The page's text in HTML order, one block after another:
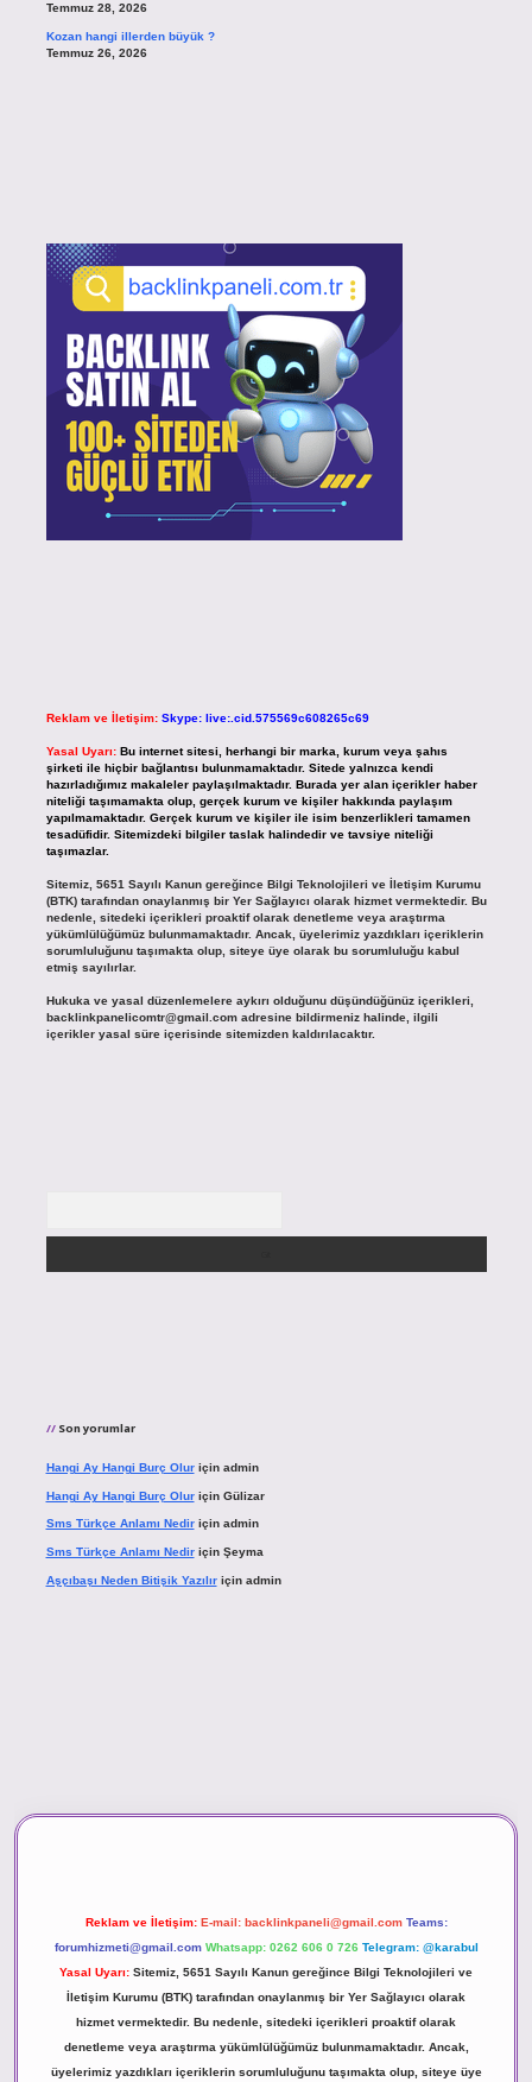
Temmuz 28, 2026
Kozan hangi illerden büyük ?
Temmuz 26, 2026
Reklam ve İletişim: Skype: live:.cid.575569c608265c69
Yasal Uyarı: Bu internet sitesi, herhangi bir marka, kurum veya şahıs
şirketi ile hiçbir bağlantısı bulunmamaktadır. Sitede yalnızca kendi
hazırladığımız makaleler paylaşılmaktadır. Burada yer alan içerikler haber
niteliği taşımamakta olup, gerçek kurum ve kişiler hakkında paylaşım
yapılmamaktadır. Gerçek kurum ve kişiler ile isim benzerlikleri tamamen
tesadüfidir. Sitemizdeki bilgiler taslak halindedir ve tavsiye niteliği
taşımazlar.
Sitemiz, 5651 Sayılı Kanun gereğince Bilgi Teknolojileri ve İletişim Kurumu
(BTK) tarafından onaylanmış bir Yer Sağlayıcı olarak hizmet vermektedir. Bu
nedenle, sitedeki içerikleri proaktif olarak denetleme veya araştırma
yükümlülüğümüz bulunmamaktadır. Ancak, üyelerimiz yazdıkları içeriklerin
sorumluluğunu taşımakta olup, siteye üye olarak bu sorumluluğu kabul
etmiş sayılırlar.
Hukuka ve yasal düzenlemelere aykırı olduğunu düşündüğünüz içerikleri,
backlinkpanelicomtr@gmail.comadresine bildirmeniz halinde, ilgili
içerikler yasal süre içerisinde sitemizden kaldırılacaktır.
Son yorumlar
Hangi Ay Hangi Burç Oluriçin admin
Hangi Ay Hangi Burç Oluriçin Gülizar
Sms Türkçe Anlamı Nediriçin admin
Sms Türkçe Anlamı Nediriçin Şeyma
Aşçıbaşı Neden Bitişik Yazılıriçin admin
Reklam ve İletişim: E-mail: backlinkpaneli@gmail.com Teams:
forumhizmeti@gmail.com Whatsapp: 0262 606 0 726 Telegram: @karabul
Yasal Uyarı: Sitemiz, 5651 Sayılı Kanun gereğince Bilgi Teknolojileri ve
İletişim Kurumu (BTK) tarafından onaylanmış bir Yer Sağlayıcı olarak
hizmet vermektedir. Bu nedenle, sitedeki içerikleri proaktif olarak
denetleme veya araştırma yükümlülüğümüz bulunmamaktadır. Ancak,
üyelerimiz yazdıkları içeriklerin sorumluluğunu taşımakta olup, siteye üye